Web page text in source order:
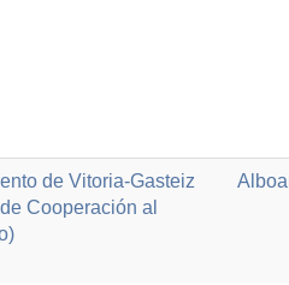
de Vitoria-Gasteiz
Cooperación al